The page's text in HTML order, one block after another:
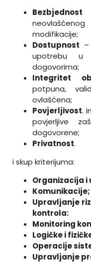
Bezbjednost
modifikacije;
Dostupnost
upotrebu u
dogovorima;
Integritet
potpuna,
ovlašćena;
Povjerljivost.
povjerljive
dogovorene;
Privatnost.
i skup kriterijuma:
Organizacija
Komunikacije;
Upravljanje
kontrola:
Monitoring
Logičke i
Operacije
Upravljanje